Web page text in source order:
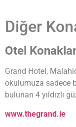
Diğer
Otel
Grand Hotel,
okulumuza sadece
bulunan 4 yıldızlı
www.thegrand.ie